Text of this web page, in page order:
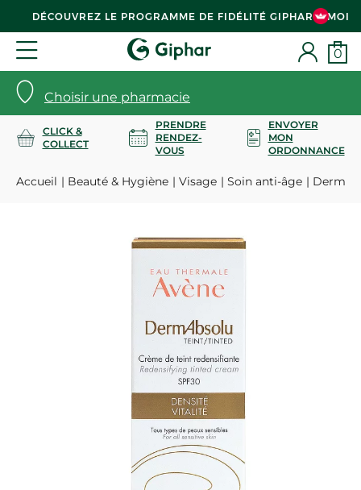
DÉCOUVREZ LE PROGRAMME DE FIDÉLITÉ GIPHAR & MOI
Choisir une pharmacie
0
CLICK &
COLLECT
PRENDRE
RENDEZ-
VOUS
ENVOYER
MON
ORDONNANCE
Accueil Beauté & Hygiène Visage Soin anti-âge